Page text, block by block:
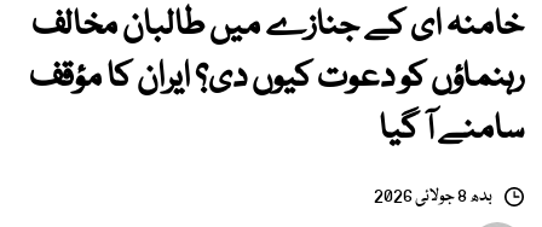
خامنہ ای کے جنازے میں طالبان مخالف
رہنماؤں کو دعوت کیوں دی؟ ایران کا مؤقف
سامنے آ گیا
بدھ 8 جولائی 2026